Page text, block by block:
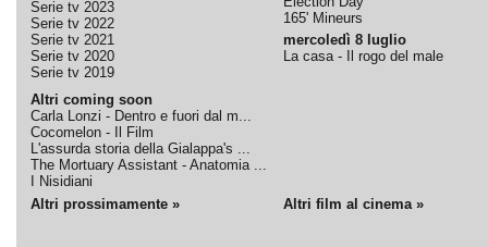
Serie tv 2023
Serie tv 2022
Serie tv 2021
Serie tv 2020
Serie tv 2019
Altri coming soon
Carla Lonzi - Dentro e fuori dal m...
Cocomelon - Il Film
L'assurda storia della Gialappa's ...
The Mortuary Assistant - Anatomia ...
I Nisidiani
165' Mineurs
mercoledì 8 luglio
La casa - Il rogo del male
Altri prossimamente » Altri film al cinema »